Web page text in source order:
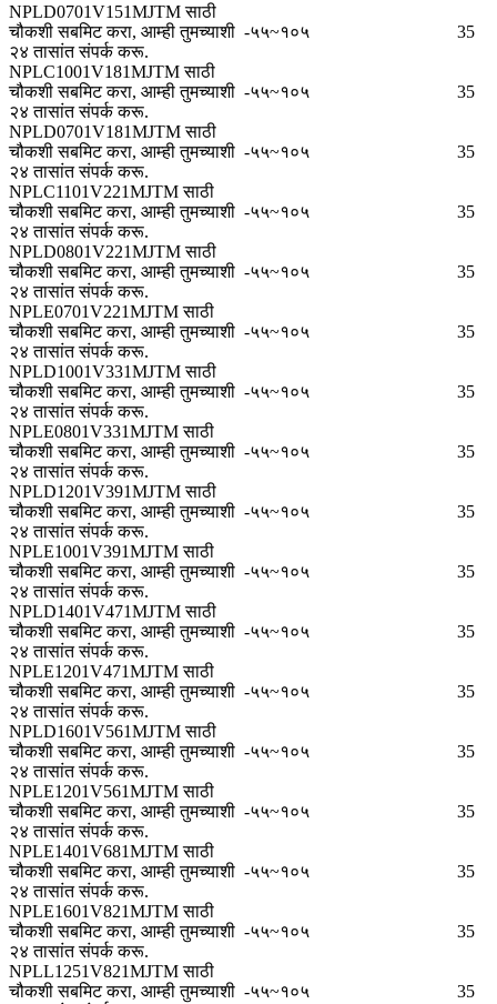
NPLD0701V151MJTM साठी
चौकशी सबमिट करा, आम्ही तुमच्याशी
२४ तासांत संपर्क करू.
-५५~१०५ 35
NPLC1001V181MJTM साठी
चौकशी सबमिट करा, आम्ही तुमच्याशी
२४ तासांत संपर्क करू.
-५५~१०५ 35
NPLD0701V181MJTM साठी
चौकशी सबमिट करा, आम्ही तुमच्याशी
२४ तासांत संपर्क करू.
-५५~१०५ 35
NPLC1101V221MJTM साठी
चौकशी सबमिट करा, आम्ही तुमच्याशी
२४ तासांत संपर्क करू.
-५५~१०५ 35
NPLD0801V221MJTM साठी
चौकशी सबमिट करा, आम्ही तुमच्याशी
२४ तासांत संपर्क करू.
-५५~१०५ 35
NPLE0701V221MJTM साठी
चौकशी सबमिट करा, आम्ही तुमच्याशी
२४ तासांत संपर्क करू.
-५५~१०५ 35
NPLD1001V331MJTM साठी
चौकशी सबमिट करा, आम्ही तुमच्याशी
२४ तासांत संपर्क करू.
-५५~१०५ 35
NPLE0801V331MJTM साठी
चौकशी सबमिट करा, आम्ही तुमच्याशी
२४ तासांत संपर्क करू.
-५५~१०५ 35
NPLD1201V391MJTM साठी
चौकशी सबमिट करा, आम्ही तुमच्याशी
२४ तासांत संपर्क करू.
-५५~१०५ 35
NPLE1001V391MJTM साठी
चौकशी सबमिट करा, आम्ही तुमच्याशी
२४ तासांत संपर्क करू.
-५५~१०५ 35
NPLD1401V471MJTM साठी
चौकशी सबमिट करा, आम्ही तुमच्याशी
२४ तासांत संपर्क करू.
-५५~१०५ 35
NPLE1201V471MJTM साठी
चौकशी सबमिट करा, आम्ही तुमच्याशी
२४ तासांत संपर्क करू.
-५५~१०५ 35
NPLD1601V561MJTM साठी
चौकशी सबमिट करा, आम्ही तुमच्याशी
२४ तासांत संपर्क करू.
-५५~१०५ 35
NPLE1201V561MJTM साठी
चौकशी सबमिट करा, आम्ही तुमच्याशी
२४ तासांत संपर्क करू.
-५५~१०५ 35
NPLE1401V681MJTM साठी
चौकशी सबमिट करा, आम्ही तुमच्याशी
२४ तासांत संपर्क करू.
-५५~१०५ 35
NPLE1601V821MJTM साठी
चौकशी सबमिट करा, आम्ही तुमच्याशी
२४ तासांत संपर्क करू.
-५५~१०५ 35
NPLL1251V821MJTM साठी
चौकशी सबमिट करा, आम्ही तुमच्याशी -५५~१०५ 35